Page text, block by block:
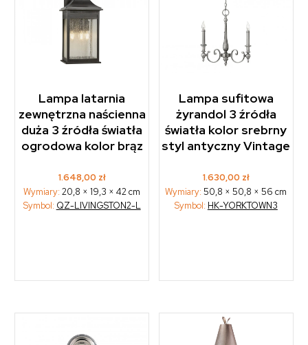
Lampa latarnia
zewnętrzna naścienna
duża 3 źródła światła
ogrodowa kolor brąz
1.648,00 zł
Wymiary:20,8 × 19,3 × 42 cm
Symbol: QZ-LIVINGSTON2-L
Lampa sufitowa
żyrandol 3 źródła
światła kolor srebrny
styl antyczny Vintage
1.630,00 zł
Wymiary:50,8 × 50,8 × 56 cm
Symbol: HK-YORKTOWN3